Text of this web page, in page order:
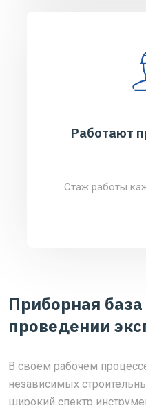
Работают
Стаж работы
Приборная
проведении
В своем рабочем
независимых
широкий спектр